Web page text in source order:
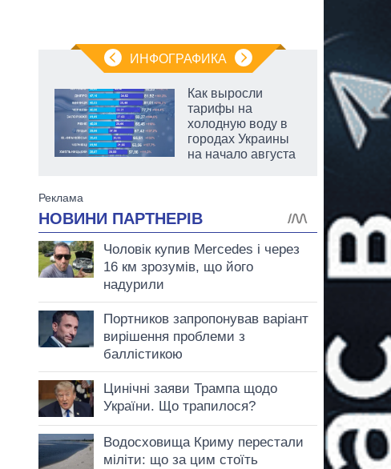
ИНФОГРАФИКА
Как выросли
тарифы на
холодную воду в
городах Украины
на начало августа